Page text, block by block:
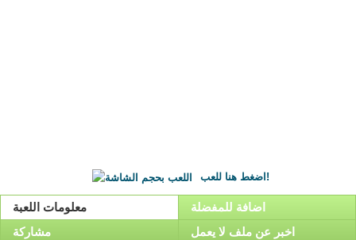
اضغط هنا للعب!
معلومات اللعبة
اضافة للمفضلة
مشاركة
اخبر عن ملف لا يعمل